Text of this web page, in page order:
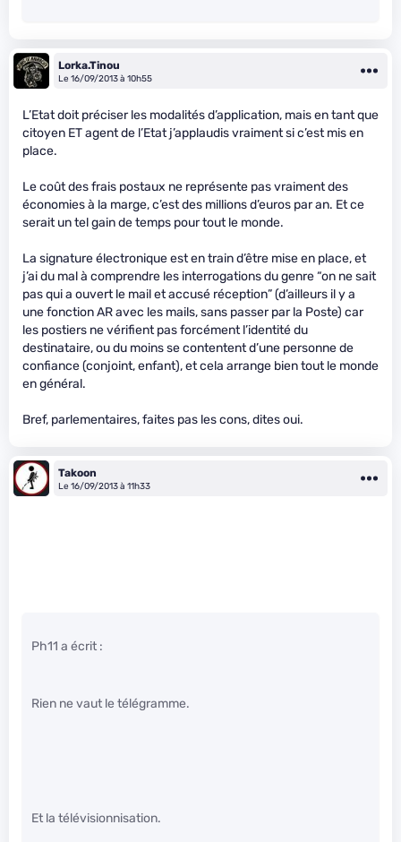
Lorka.Tinou
Le 16/09/2013 à 10h55
L’Etat doit préciser les modalités d’application, mais en tant que
citoyen ET agent de l’Etat j’applaudis vraiment si c’est mis en
place.
Le coût des frais postaux ne représente pas vraiment des
économies à la marge, c’est des millions d’euros par an. Et ce
serait un tel gain de temps pour tout le monde.
La signature électronique est en train d’être mise en place, et
j’ai du mal à comprendre les interrogations du genre “on ne sait
pas qui a ouvert le mail et accusé réception” (d’ailleurs il y a
une fonction AR avec les mails, sans passer par la Poste) car
les postiers ne vérifient pas forcément l’identité du
destinataire, ou du moins se contentent d’une personne de
confiance (conjoint, enfant), et cela arrange bien tout le monde
en général.
Bref, parlementaires, faites pas les cons, dites oui.
Takoon
Le 16/09/2013 à 11h33
Ph11 a écrit :
Rien ne vaut le télégramme.
Et la télévisionnisation.